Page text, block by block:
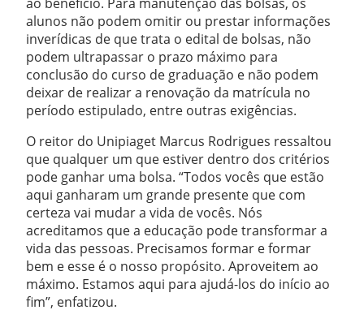
alunos não podem omitir ou prestar informações
inverídicas de que trata o edital de bolsas, não
podem ultrapassar o prazo máximo para
conclusão do curso de graduação e não podem
deixar de realizar a renovação da matrícula no
período estipulado, entre outras exigências.
O reitor do Unipiaget Marcus Rodrigues ressaltou
que qualquer um que estiver dentro dos critérios
pode ganhar uma bolsa. “Todos vocês que estão
aqui ganharam um grande presente que com
certeza vai mudar a vida de vocês. Nós
acreditamos que a educação pode transformar a
vida das pessoas. Precisamos formar e formar
bem e esse é o nosso propósito. Aproveitem ao
máximo. Estamos aqui para ajudá-los do início ao
fim”, enfatizou.